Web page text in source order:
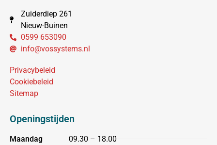
Zuiderdiep 261
Nieuw-Buinen
0599 653090
info@vossystems.nl
Privacybeleid
Cookiebeleid
Sitemap
Openingstijden
Maandag
09.30 – 18.00